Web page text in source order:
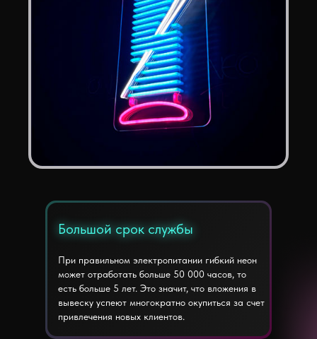
При правильном электропитании гибкий неон
может отработать больше 50 000 часов, то
есть больше 5 лет. Это значит, что вложения в
вывеску успеют многократно окупиться за счет
привлечения новых клиентов.
Большой срок службы
Большой срок службы